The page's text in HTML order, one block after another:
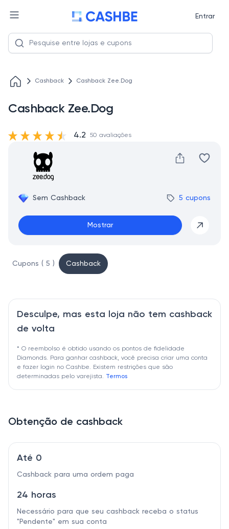
Entrar
Cashback Cashback Zee.Dog
Cashback Zee.Dog
Sem Cashback 5 cupons
Mostrar
4.2 50 avaliações
Cupons ( 5 ) Cashback
Desculpe, mas esta loja não tem cashback
de volta
* O reembolso é obtido usando os pontos de fidelidade
Diamonds. Para ganhar cashback, você precisa criar uma conta
e fazer login no Cashbe. Existem restrições que são
determinadas pelo varejista. Termos
Obtenção de cashback
Até 0
Cashback para uma ordem paga
24 horas
Necessário para que seu cashback receba o status
"Pendente" em sua conta